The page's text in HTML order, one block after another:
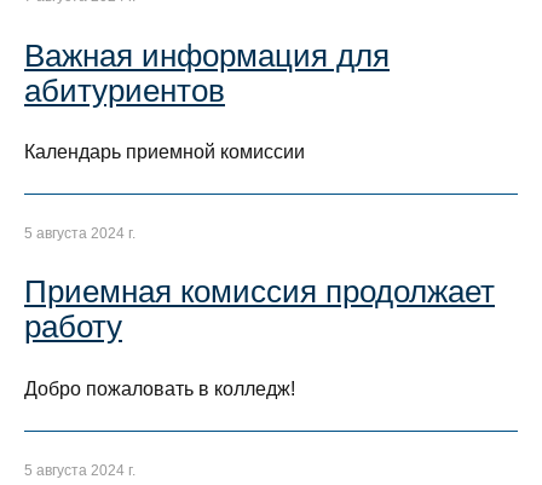
Важная информация для
абитуриентов
Календарь приемной комиссии
5 августа 2024 г.
Приемная комиссия продолжает
работу
Добро пожаловать в колледж!
5 августа 2024 г.